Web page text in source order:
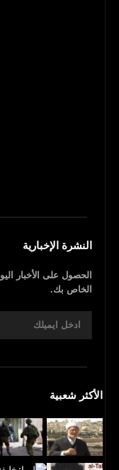
النشرة الإخبارية
الحصول على الأخبار
الخاص بك.
الأكثر شعبية